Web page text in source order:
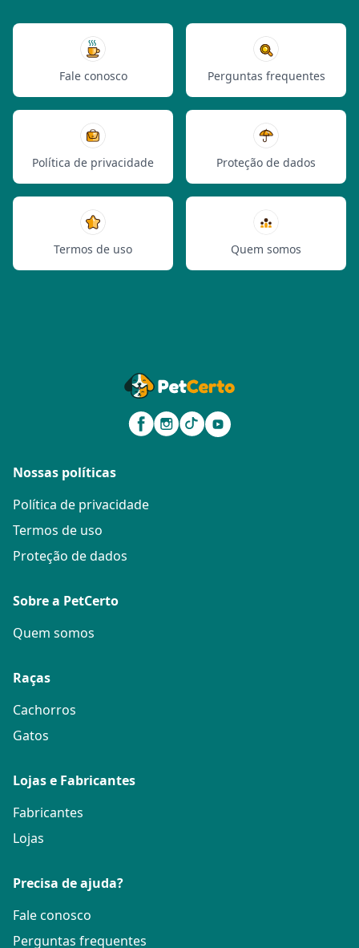
Fale conosco Perguntas frequentes
Política de privacidade Proteção de dados
Termos de uso Quem somos
Nossas políticas
Política de privacidade
Termos de uso
Proteção de dados
Sobre a PetCerto
Quem somos
Raças
Cachorros
Gatos
Lojas e Fabricantes
Fabricantes
Lojas
Precisa de ajuda?
Fale conosco
Perguntas frequentes